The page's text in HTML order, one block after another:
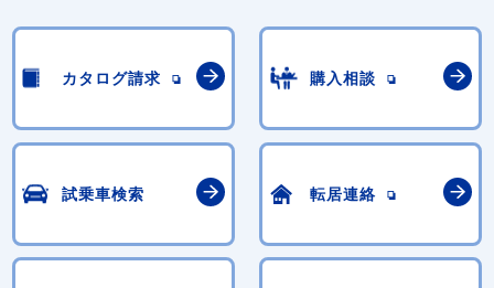
カタログ請求 購入相談
試乗車検索 転居連絡